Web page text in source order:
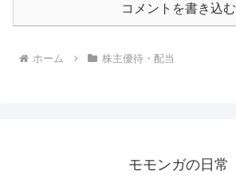
コメントを書き込む
ホーム 株主優待・配当
モモンガの日常